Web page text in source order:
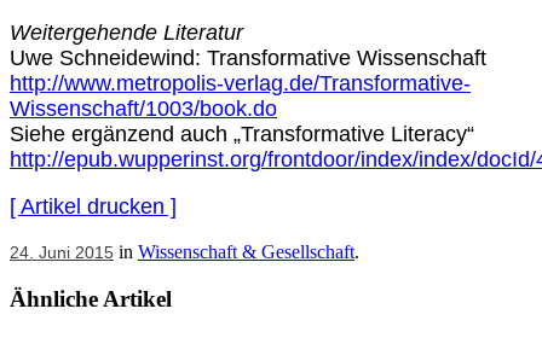
Weitergehende Literatur
Uwe Schneidewind: Transformative Wissenschaft
http://www.metropolis-verlag.de/Transformative-
Wissenschaft/1003/book.do
Siehe ergänzend auch „Transformative Literacy“
http://epub.wupperinst.org/frontdoor/index/index/docId/
[ Artikel drucken ]
24. Juni 2015 in Wissenschaft & Gesellschaft.
Ähnliche Artikel